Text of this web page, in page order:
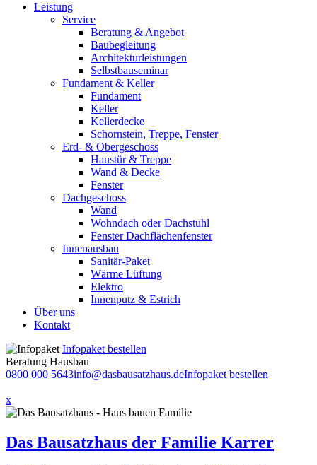
Leistung
Service
Beratung & Angebot
Baubegleitung
Architekturleistungen
Selbstbauseminar
Fundament & Keller
Fundament
Keller
Kellerdecke
Schornstein, Treppe, Fenster
Erd- & Obergeschoss
Haustür & Treppe
Wand & Decke
Fenster
Dachgeschoss
Wand
Wohndach oder Dachstuhl
Fenster Dachflächenfenster
Innenausbau
Sanitär-Paket
Wärme Lüftung
Elektro
Innenputz & Estrich
Über uns
Kontakt
Infopaket bestellen
Beratung Hausbau
0800 000 5643info@dasbausatzhaus.deInfopaket bestellen
x
Das Bausatzhaus der Familie Karrer